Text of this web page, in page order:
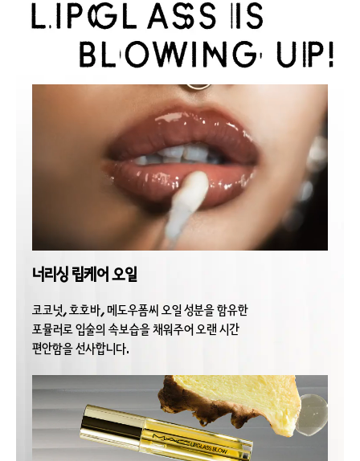
너리싱 립케어 오일
코코넛, 호호바, 메도우폼씨 오일 성분을 함유한
포뮬러로 입술의 속보습을 채워주어 오랜 시간
편안함을 선사합니다.